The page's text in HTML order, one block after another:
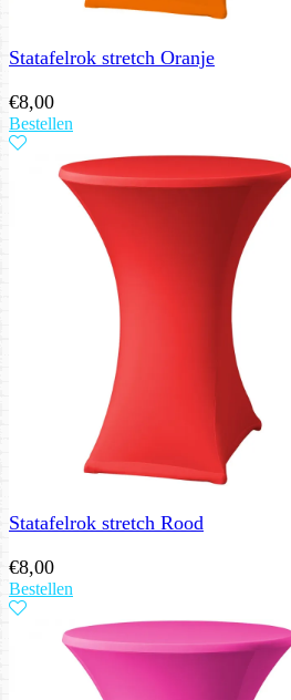
Statafelrok stretch Oranje
€8,00
Bestellen
Statafelrok stretch Rood
€8,00
Bestellen